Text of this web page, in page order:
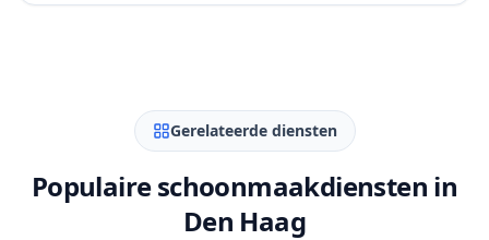
Gerelateerde diensten
Populaire schoonmaakdiensten in
Den Haag